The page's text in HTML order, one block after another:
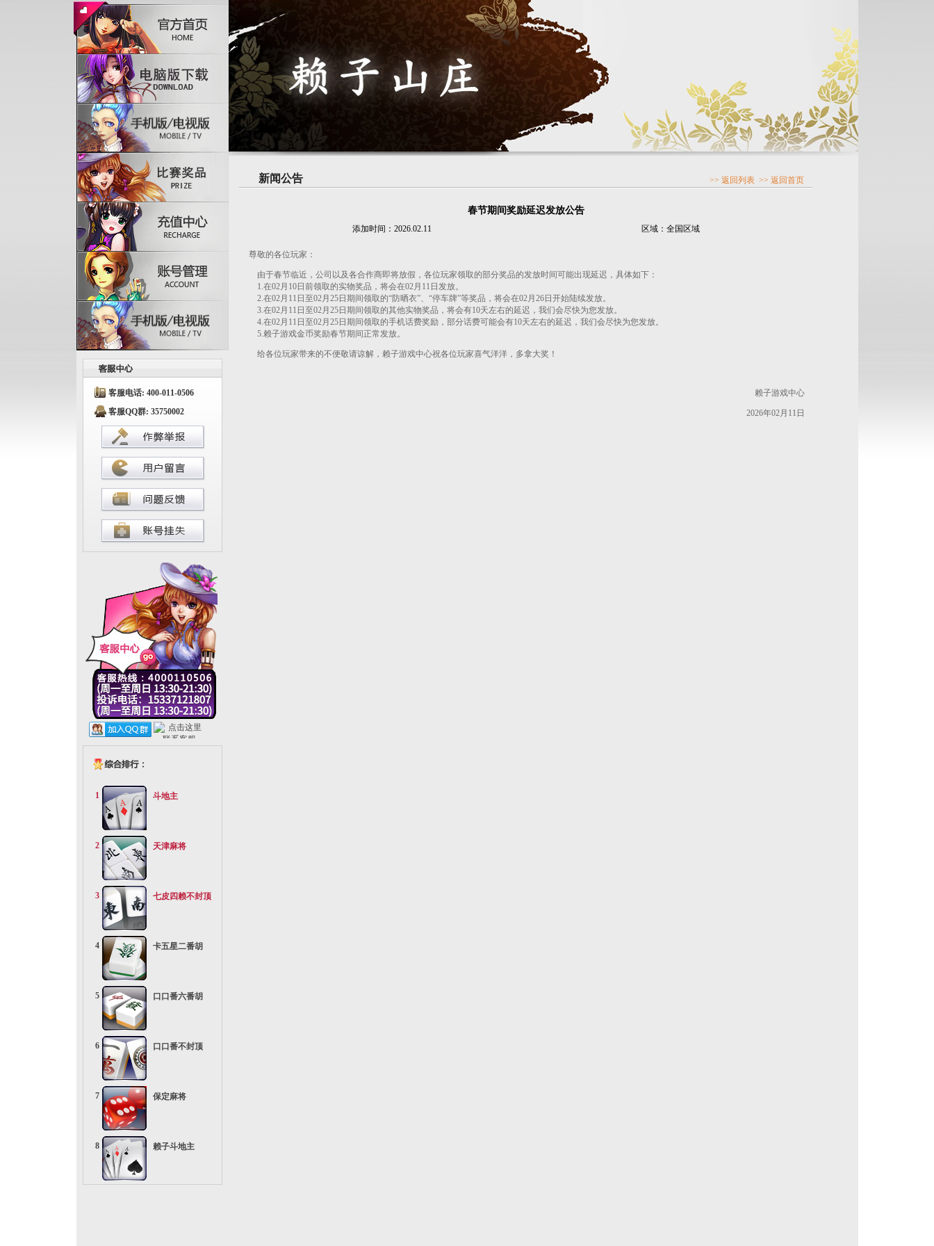
客服电话: 400-011-0506
客服QQ群: 35750002
1 斗地主
2 天津麻将
3 七皮四赖不封顶
4 卡五星二番胡
5 口口番六番胡
6 口口番不封顶
7 保定麻将
8 赖子斗地主
新闻公告 >> 返回列表 >> 返回首页
春节期间奖励延迟发放公告
添加时间：2026.02.11 区域：全国区域
尊敬的各位玩家：
由于春节临近，公司以及各合作商即将放假，各位玩家领取的部分奖品的发放时间可能出现延迟，具体如下：
1.在02月10日前领取的实物奖品，将会在02月11日发放。
2.在02月11日至02月25日期间领取的“防晒衣”、“停车牌”等奖品，将会在02月26日开始陆续发放。
3.在02月11日至02月25日期间领取的其他实物奖品，将会有10天左右的延迟，我们会尽快为您发放。
4.在02月11日至02月25日期间领取的手机话费奖励，部分话费可能会有10天左右的延迟，我们会尽快为您发放。
5.赖子游戏金币奖励春节期间正常发放。
给各位玩家带来的不便敬请谅解，赖子游戏中心祝各位玩家喜气洋洋，多拿大奖！
赖子游戏中心
2026年02月11日